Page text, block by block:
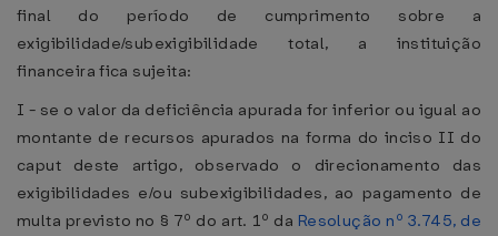
final do período de cumprimento sobre a
exigibilidade/subexigibilidade total, a instituição
financeira fica sujeita:
I - se o valor da deficiência apurada for inferior ou igual ao
montante de recursos apurados na forma do inciso II do
caput deste artigo, observado o direcionamento das
exigibilidades e/ou subexigibilidades, ao pagamento de
multa previsto no § 7º do art. 1º da Resolução nº 3.745, de